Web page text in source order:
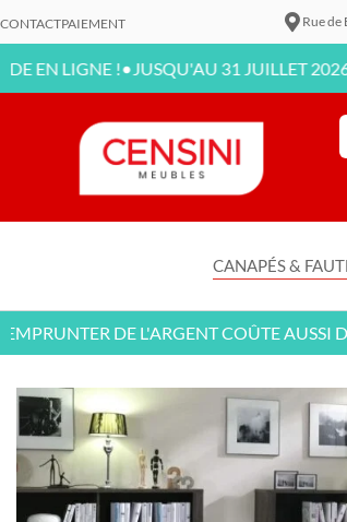
CONTACTPAIEMENT Rue
!•JUSQU'AU 31 JUILLET 2026 INCLUS !
CANAPÉS &
DE L'ARGENT COÛTE AUSSI DE